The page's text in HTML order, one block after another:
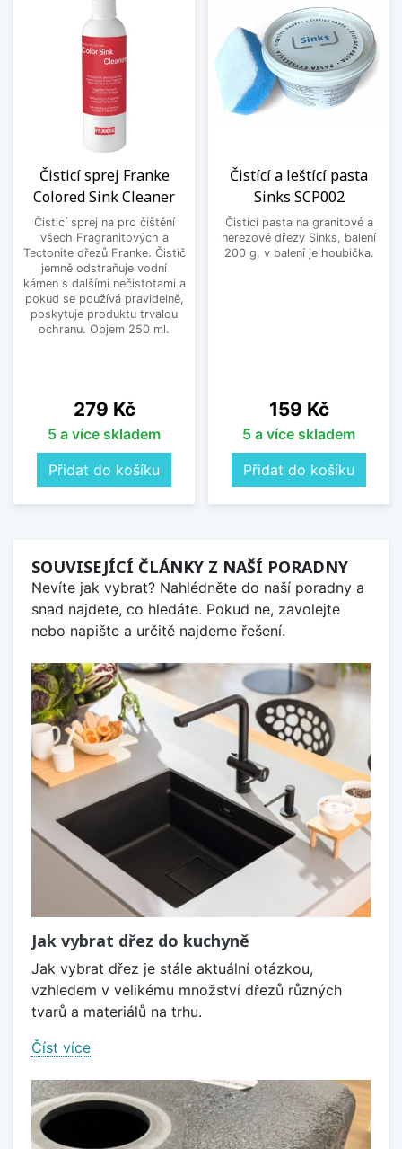
Čisticí sprej Franke
Colored Sink Cleaner
Čisticí sprej na pro čištění
všech Fragranitových a
Tectonite dřezů Franke. Čistič
jemně odstraňuje vodní
kámen s dalšími nečistotami a
pokud se používá pravidelně,
poskytuje produktu trvalou
ochranu. Objem 250 ml.
Cena
279 Kč
5 a více skladem
Přidat do košíku
Čistící a leštící pasta
Sinks SCP002
Čistící pasta na granitové a
nerezové dřezy Sinks, balení
200 g, v balení je houbička.
Cena
159 Kč
5 a více skladem
Přidat do košíku
SOUVISEJÍCÍ ČLÁNKY Z NAŠÍ PORADNY
Nevíte jak vybrat? Nahlédněte do naší poradny a
snad najdete, co hledáte. Pokud ne, zavolejte
nebo napište a určitě najdeme řešení.
Jak vybrat dřez do kuchyně
Jak vybrat dřez je stále aktuální otázkou,
vzhledem v velikému množství dřezů různých
tvarů a materiálů na trhu.
Číst více